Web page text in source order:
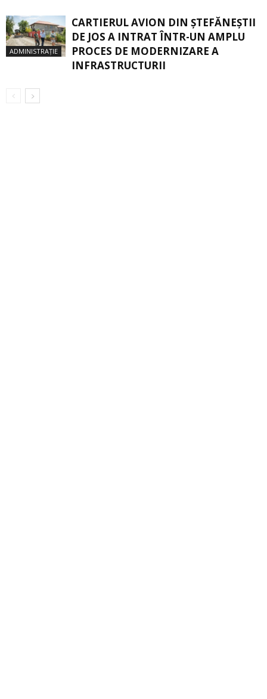
ADMINISTRAȚIE
CARTIERUL AVION DIN ŞTEFĂNEŞTII
DE JOS A INTRAT ÎNTR-UN AMPLU
PROCES DE MODERNIZARE A
INFRASTRUCTURII